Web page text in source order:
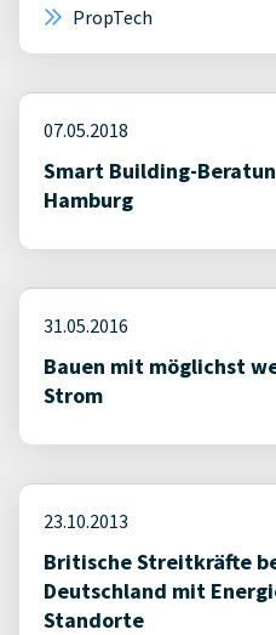
PropTech
07.05.2018
Smart Building-
Hamburg
31.05.2016
Bauen mit möglichst
Strom
23.10.2013
Britische Streitkräfte
Deutschland mit
Standorte